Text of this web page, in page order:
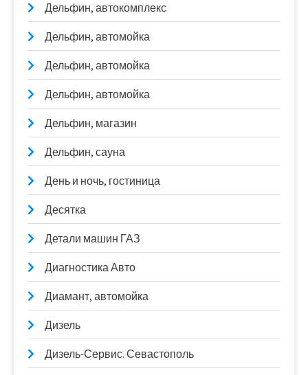
Дельфин, автокомплекс
Дельфин, автомойка
Дельфин, автомойка
Дельфин, автомойка
Дельфин, магазин
Дельфин, сауна
День и ночь, гостиница
Десятка
Детали машин ГАЗ
Диагностика Авто
Диамант, автомойка
Дизель
Дизель-Сервис. Севастополь